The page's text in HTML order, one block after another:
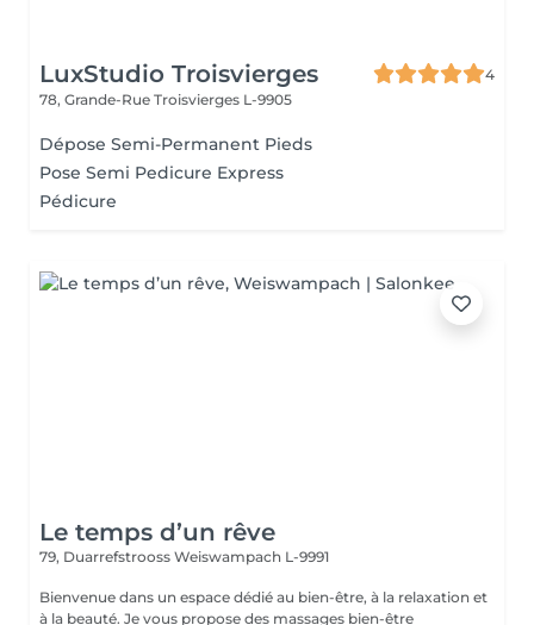
LuxStudio Troisvierges
4
78, Grande-Rue Troisvierges L-9905
Dépose Semi-Permanent Pieds
Pose Semi Pedicure Express
Pédicure
Le temps d’un rêve
79, Duarrefstrooss Weiswampach L-9991
Bienvenue dans un espace dédié au bien-être, à la relaxation et
à la beauté. Je vous propose des massages bien-être